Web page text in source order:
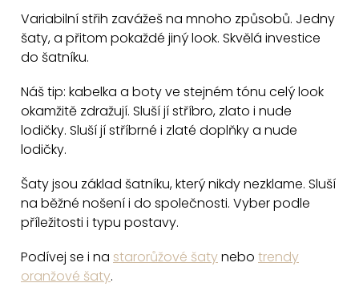
a
c
r
v
v
ý
s
Variabilní střih zavážeš na mnoho způsobů. Jedny
šaty, a přitom pokaždé jiný look. Skvělá investice
do šatníku.
Náš tip: kabelka a boty ve stejném tónu celý look
okamžitě zdražují. Sluší jí stříbro, zlato i nude
lodičky. Sluší jí stříbrné i zlaté doplňky a nude
lodičky.
Šaty jsou základ šatníku, který nikdy nezklame. Sluší
na běžné nošení i do společnosti. Vyber podle
příležitosti i typu postavy.
Podívej se i na starorůžové šatynebo trendy
oranžové šaty.